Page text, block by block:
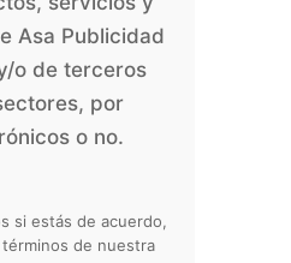
Asa Publicidad
o de terceros
por
o no.
si estás de acuerdo,
de nuestra